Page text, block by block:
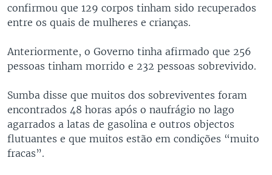
confirmou que 129 corpos tinham sido recuperados
entre os quais de mulheres e crianças.
Anteriormente, o Governo tinha afirmado que 256
pessoas tinham morrido e 232 pessoas sobrevivido.
Sumba disse que muitos dos sobreviventes foram
encontrados 48 horas após o naufrágio no lago
agarrados a latas de gasolina e outros objectos
flutuantes e que muitos estão em condições “muito
fracas”.